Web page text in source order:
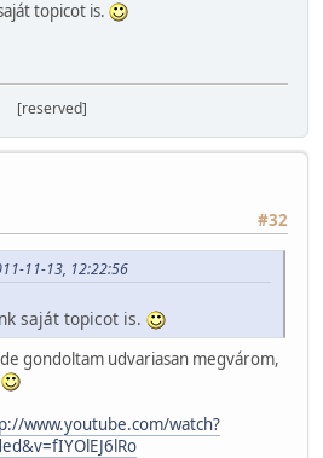
topicot is.
[reserved]
#32
11-13, 12:22:56
saját topicot is.
gondoltam udvariasan megvárom,
www.youtube.com/watch?